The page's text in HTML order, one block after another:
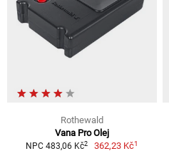
Rothewald
Vana Pro Olej
NPC 483,06 Kč2 362,23 Kč1